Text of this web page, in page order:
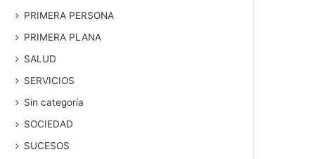
PRIMERA PERSONA
PRIMERA PLANA
SALUD
SERVICIOS
Sin categoría
SOCIEDAD
SUCESOS